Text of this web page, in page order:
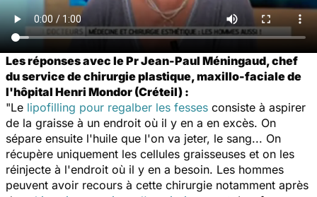
Les réponses avec le Pr Jean-Paul Méningaud, chef
du service de chirurgie plastique, maxillo-faciale de
l'hôpital Henri Mondor (Créteil) :
"Le lipofilling pour regalber les fesses consiste à aspirer
de la graisse à un endroit où il y en a en excès. On
sépare ensuite l'huile que l'on va jeter, le sang... On
récupère uniquement les cellules graisseuses et on les
réinjecte à l'endroit où il y en a besoin. Les hommes
peuvent avoir recours à cette chirurgie notamment après